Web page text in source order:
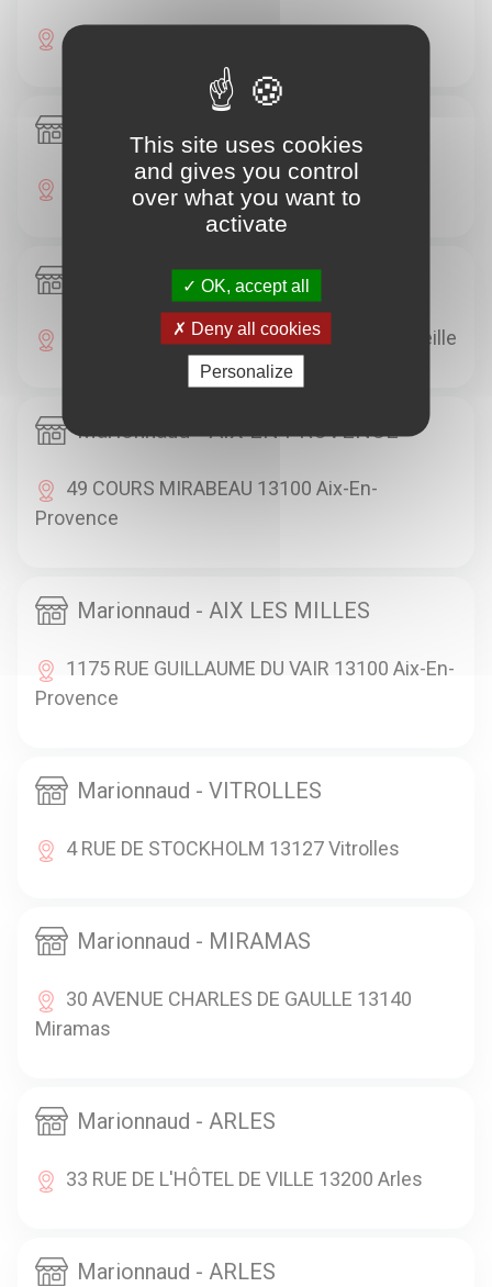
85 RUE DE PARADIS 13006 Marseille
Marionnaud - MARSEILLE
ROUTE DE LA SABLIERE 13011 Marseille
Marionnaud - MARSEILLE
81 AVENUE WILLIAM BOOTH 13012 Marseille
Marionnaud - AIX EN PROVENCE
49 COURS MIRABEAU 13100 Aix-En-
Provence
Marionnaud - AIX LES MILLES
1175 RUE GUILLAUME DU VAIR 13100 Aix-En-
Provence
Marionnaud - VITROLLES
4 RUE DE STOCKHOLM 13127 Vitrolles
Marionnaud - MIRAMAS
30 AVENUE CHARLES DE GAULLE 13140
Miramas
Marionnaud - ARLES
33 RUE DE L'HÔTEL DE VILLE 13200 Arles
Marionnaud - ARLES
This site uses cookies
and gives you control
over what you want to
activate
OK, accept all
Deny all cookies
Personalize